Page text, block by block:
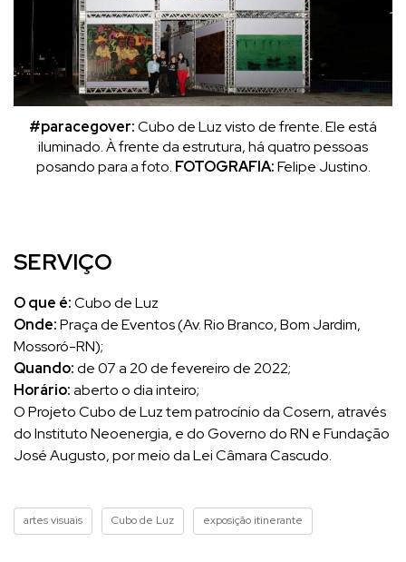
#paracegover:Cubo de Luz visto de frente. Ele está
iluminado. À frente da estrutura, há quatro pessoas
posando para a foto. FOTOGRAFIA:Felipe Justino.
SERVIÇO
O que é:Cubo de Luz
Onde:Praça de Eventos (Av. Rio Branco, Bom Jardim,
Mossoró-RN);
Quando:de 07 a 20 de fevereiro de 2022;
Horário:aberto o dia inteiro;
O Projeto Cubo de Luz tem patrocínio da Cosern, através
do Instituto Neoenergia, e do Governo do RN e Fundação
José Augusto, por meio da Lei Câmara Cascudo.
artes visuais Cubo de Luz exposição itinerante